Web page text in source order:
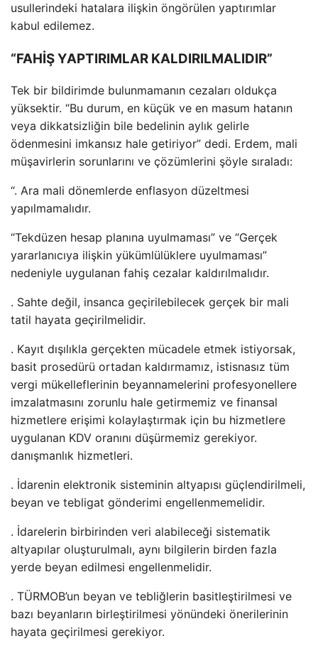
usullerindeki hatalara ilişkin öngörülen yaptırımlar
kabul edilemez.
“FAHİŞ YAPTIRIMLAR KALDIRILMALIDIR”
Tek bir bildirimde bulunmamanın cezaları oldukça
yüksektir. “Bu durum, en küçük ve en masum hatanın
veya dikkatsizliğin bile bedelinin aylık gelirle
ödenmesini imkansız hale getiriyor” dedi. Erdem, mali
müşavirlerin sorunlarını ve çözümlerini şöyle sıraladı:
“. Ara mali dönemlerde enflasyon düzeltmesi
yapılmamalıdır.
“Tekdüzen hesap planına uyulmaması” ve “Gerçek
yararlanıcıya ilişkin yükümlülüklere uyulmaması”
nedeniyle uygulanan fahiş cezalar kaldırılmalıdır.
. Sahte değil, insanca geçirilebilecek gerçek bir mali
tatil hayata geçirilmelidir.
. Kayıt dışılıkla gerçekten mücadele etmek istiyorsak,
basit prosedürü ortadan kaldırmamız, istisnasız tüm
vergi mükelleflerinin beyannamelerini profesyonellere
imzalatmasını zorunlu hale getirmemiz ve finansal
hizmetlere erişimi kolaylaştırmak için bu hizmetlere
uygulanan KDV oranını düşürmemiz gerekiyor.
danışmanlık hizmetleri.
. İdarenin elektronik sisteminin altyapısı güçlendirilmeli,
beyan ve tebligat gönderimi engellenmemelidir.
. İdarelerin birbirinden veri alabileceği sistematik
altyapılar oluşturulmalı, aynı bilgilerin birden fazla
yerde beyan edilmesi engellenmelidir.
. TÜRMOB’un beyan ve tebliğlerin basitleştirilmesi ve
bazı beyanların birleştirilmesi yönündeki önerilerinin
hayata geçirilmesi gerekiyor.